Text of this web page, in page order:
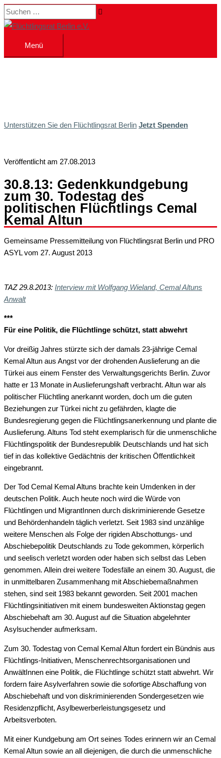
Zum
Inhalt
Suchen …
Menü
Menü
Unterstützen Sie den Flüchtlingsrat Berlin Jetzt Spenden
Veröffentlicht am 27.08.2013
30.8.13: Gedenkkundgebung
zum 30. Todestag des
politischen Flüchtlings Cemal
Kemal Altun
Gemeinsame Pressemitteilung von Flüchtlingsrat Berlin und PRO
ASYL vom 27. August 2013
TAZ 29.8.2013: Interview mit Wolfgang Wieland, Cemal Altuns
Anwalt
***
Für eine Politik, die Flüchtlinge schützt, statt abwehrt
Vor dreißig Jahres stürzte sich der damals 23-jährige Cemal
Kemal Altun aus Angst vor der drohenden Auslieferung an die
Türkei aus einem Fenster des Verwaltungsgerichts Berlin. Zuvor
hatte er 13 Monate in Auslieferungshaft verbracht. Altun war als
politischer Flüchtling anerkannt worden, doch um die guten
Beziehungen zur Türkei nicht zu gefährden, klagte die
Bundesregierung gegen die Flüchtlingsanerkennung und plante die
Auslieferung. Altuns Tod steht exemplarisch für die unmenschliche
Flüchtlingspolitik der Bundesrepublik Deutschlands und hat sich
tief in das kollektive Gedächtnis der kritischen Öffentlichkeit
eingebrannt.
Der Tod Cemal Kemal Altuns brachte kein Umdenken in der
deutschen Politik. Auch heute noch wird die Würde von
Flüchtlingen und MigrantInnen durch diskriminierende Gesetze
und Behördenhandeln täglich verletzt. Seit 1983 sind unzählige
weitere Menschen als Folge der rigiden Abschottungs- und
Abschiebepolitik Deutschlands zu Tode gekommen, körperlich
und seelisch verletzt worden oder haben sich selbst das Leben
genommen. Allein drei weitere Todesfälle an einem 30. August, die
in unmittelbaren Zusammenhang mit Abschiebemaßnahmen
stehen, sind seit 1983 bekannt geworden. Seit 2001 machen
Flüchtlingsinitiativen mit einem bundesweiten Aktionstag gegen
Abschiebehaft am 30. August auf die Situation abgelehnter
Asylsuchender aufmerksam.
Zum 30. Todestag von Cemal Kemal Altun fordert ein Bündnis aus
Flüchtlings-Initiativen, Menschenrechtsorganisationen und
AnwältInnen eine Politik, die Flüchtlinge schützt statt abwehrt. Wir
fordern faire Asylverfahren sowie die sofortige Abschaffung von
Abschiebehaft und von diskriminierenden Sondergesetzen wie
Residenzpflicht, Asylbewerberleistungsgesetz und
Arbeitsverboten.
Mit einer Kundgebung am Ort seines Todes erinnern wir an Cemal
Kemal Altun sowie an all diejenigen, die durch die unmenschliche